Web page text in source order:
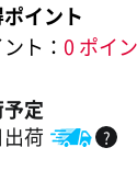
イント
ト： 0 ポイ
定
荷
?